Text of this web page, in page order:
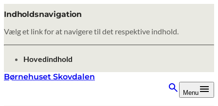
Indholdsnavigation
Vælg et link for at navigere til det respektive indhold.
gå til
Hovedindhold
Børnehuset Skovdalen
Menu